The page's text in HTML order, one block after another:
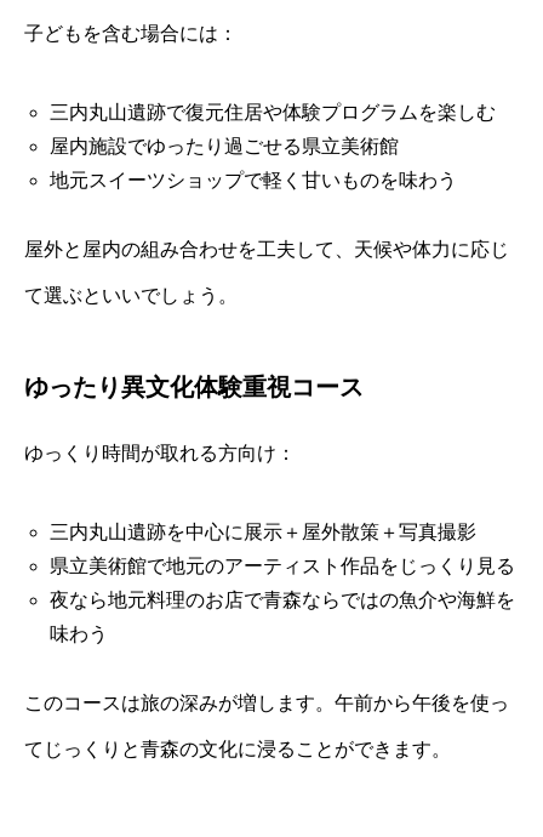
子どもを含む場合には：
三内丸山遺跡で復元住居や体験プログラムを楽しむ
屋内施設でゆったり過ごせる県立美術館
地元スイーツショップで軽く甘いものを味わう
屋外と屋内の組み合わせを工夫して、天候や体力に応じ
て選ぶといいでしょう。
ゆったり異文化体験重視コース
ゆっくり時間が取れる方向け：
三内丸山遺跡を中心に展示＋屋外散策＋写真撮影
県立美術館で地元のアーティスト作品をじっくり見る
夜なら地元料理のお店で青森ならではの魚介や海鮮を
味わう
このコースは旅の深みが増します。午前から午後を使っ
てじっくりと青森の文化に浸ることができます。